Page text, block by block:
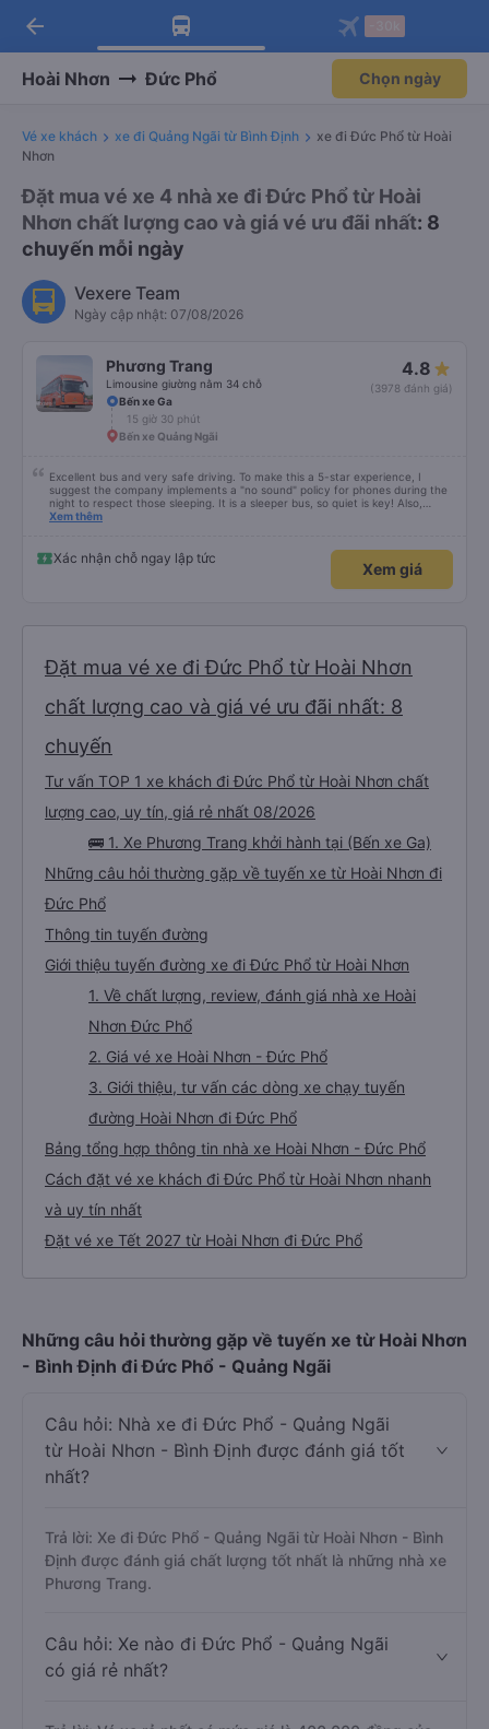
Tải app Vexere ngay!
Nhận ưu đãi thành viên độc
Mở app
Tải app Vexere
-30k/ghế khi đặt vé máy bay qua
Mở app
arrow_back
Hoài Nhơn Đức Phổ Chọn ngày
Vé xe khách xe đi Quảng Ngãi từ Bình Định
xe đi Đức Phổ từ Hoài
Nhơn
Đặt mua vé xe 4 nhà xe đi Đức Phổ từ Hoài
Nhơn chất lượng cao và giá vé ưu đãi nhất: 8
chuyến mỗi ngày
Vexere Team
Ngày cập nhật: 07/08/2026
Phương Trang
Limousine giường nằm 34 chỗ
4.8
(3978 đánh giá)
Bến xe Ga
15 giờ 30 phút
Bến xe Quảng Ngãi
Excellent bus and very safe driving. To make this a 5-star experience, I
suggest the company implements a "no sound" policy for phones during the
night to respect those sleeping. It is a sleeper bus, so quiet is key! Also,
please display the Wi-Fi password clearly inside the cabin for convenience. I
quy định rõ ràng về việc giữ im lặng (tắt âm thanh điện thoại) vào ban đêm
để tránh làm phiền hành khách khác ngủ. Ngoài ra, nhà xe nên dán sẵn mật
khẩu Wi-Fi trong xe để hành khách dễ dàng sử dụng. Tôi vẫn sẽ tiếp tục ủng
Xem thêm
Xác nhận chỗ ngay lập tức
Xem giá
Đặt mua vé xe đi Đức Phổ từ Hoài Nhơn
chất lượng cao và giá vé ưu đãi nhất: 8
chuyến
Tư vấn TOP 1 xe khách đi Đức Phổ từ Hoài Nhơn chất
lượng cao, uy tín, giá rẻ nhất 08/2026
🚌 1. Xe Phương Trang khởi hành tại (Bến xe Ga)
Những câu hỏi thường gặp về tuyến xe từ Hoài Nhơn đi
Đức Phổ
Thông tin tuyến đường
Giới thiệu tuyến đường xe đi Đức Phổ từ Hoài Nhơn
1. Về chất lượng, review, đánh giá nhà xe Hoài
Nhơn Đức Phổ
2. Giá vé xe Hoài Nhơn - Đức Phổ
3. Giới thiệu, tư vấn các dòng xe chạy tuyến
đường Hoài Nhơn đi Đức Phổ
Bảng tổng hợp thông tin nhà xe Hoài Nhơn - Đức Phổ
Cách đặt vé xe khách đi Đức Phổ từ Hoài Nhơn nhanh
và uy tín nhất
Đặt vé xe Tết 2027 từ Hoài Nhơn đi Đức Phổ
Những câu hỏi thường gặp về tuyến xe từ Hoài Nhơn
- Bình Định đi Đức Phổ - Quảng Ngãi
Câu hỏi: Nhà xe đi Đức Phổ - Quảng Ngãi
từ Hoài Nhơn - Bình Định được đánh giá tốt
nhất?
Trả lời: Xe đi Đức Phổ - Quảng Ngãi từ Hoài Nhơn - Bình
Định được đánh giá chất lượng tốt nhất là những nhà xe
Phương Trang.
Câu hỏi: Xe nào đi Đức Phổ - Quảng Ngãi
có giá rẻ nhất?